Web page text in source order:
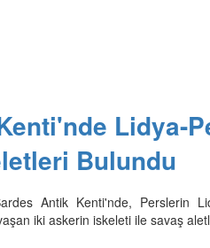
Lidya-
Bulundu
Antik Kenti'nde, Perslerin
iki askerin iskeleti ile savaş